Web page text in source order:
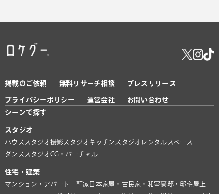
掲載のご依頼 無料リサーチ相談 プレスリリース
プライバシーポリシー 運営会社
お問い合わせ
シーンで探す
スタジオ
ハウススタジオ撮影スタジオキッチンスタジオ レンタルスペース
ダンススタジオCG・バーチャル
住宅・建築
マンション・アパート 一軒家 日本家屋・古民家・和室豪邸・邸宅屋上